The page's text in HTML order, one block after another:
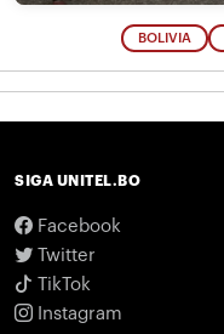
BOLIVIA
SIGA UNITEL.BO
Facebook
Twitter
TikTok
Instagram